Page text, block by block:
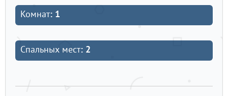
Комнат: 1
Спальных мест: 2